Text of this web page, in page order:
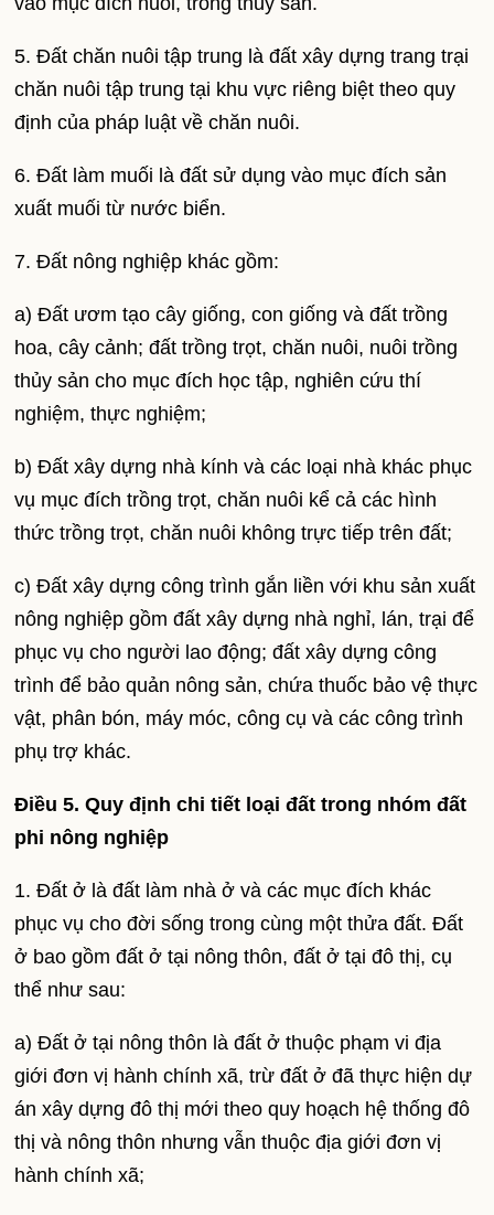
5. Đất chăn nuôi tập trung là đất xây dựng trang trại
chăn nuôi tập trung tại khu vực riêng biệt theo quy
định của pháp luật về chăn nuôi.
6. Đất làm muối là đất sử dụng vào mục đích sản
xuất muối từ nước biển.
7. Đất nông nghiệp khác gồm:
a) Đất ươm tạo cây giống, con giống và đất trồng
hoa, cây cảnh; đất trồng trọt, chăn nuôi, nuôi trồng
thủy sản cho mục đích học tập, nghiên cứu thí
nghiệm, thực nghiệm;
b) Đất xây dựng nhà kính và các loại nhà khác phục
vụ mục đích trồng trọt, chăn nuôi kể cả các hình
thức trồng trọt, chăn nuôi không trực tiếp trên đất;
c) Đất xây dựng công trình gắn liền với khu sản xuất
nông nghiệp gồm đất xây dựng nhà nghỉ, lán, trại để
phục vụ cho người lao động; đất xây dựng công
trình để bảo quản nông sản, chứa thuốc bảo vệ thực
vật, phân bón, máy móc, công cụ và các công trình
phụ trợ khác.
Điều 5. Quy định chi tiết loại đất trong nhóm đất
phi nông nghiệp
1. Đất ở là đất làm nhà ở và các mục đích khác
phục vụ cho đời sống trong cùng một thửa đất. Đất
ở bao gồm đất ở tại nông thôn, đất ở tại đô thị, cụ
thể như sau:
a) Đất ở tại nông thôn là đất ở thuộc phạm vi địa
giới đơn vị hành chính xã, trừ đất ở đã thực hiện dự
án xây dựng đô thị mới theo quy hoạch hệ thống đô
thị và nông thôn nhưng vẫn thuộc địa giới đơn vị
hành chính xã;